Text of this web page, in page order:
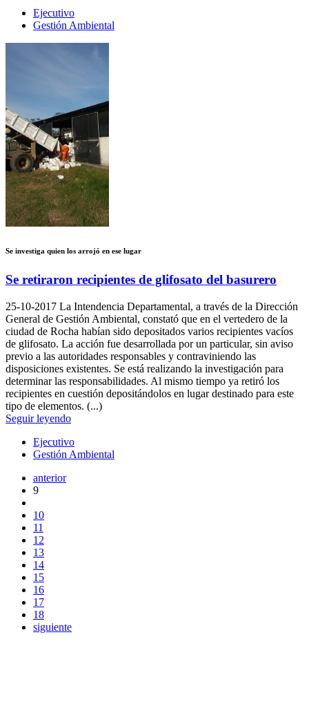
Ejecutivo
Gestión Ambiental
Se investiga quien los arrojó en ese lugar
Se retiraron recipientes de glifosato del basurero
25-10-2017 La Intendencia Departamental, a través de la Dirección
General de Gestión Ambiental, constató que en el vertedero de la
ciudad de Rocha habían sido depositados varios recipientes vacíos
de glifosato. La acción fue desarrollada por un particular, sin aviso
previo a las autoridades responsables y contraviniendo las
disposiciones existentes. Se está realizando la investigación para
determinar las responsabilidades. Al mismo tiempo ya retiró los
recipientes en cuestión depositándolos en lugar destinado para este
tipo de elementos. (...)
Seguir leyendo
Ejecutivo
Gestión Ambiental
anterior
9
10
11
12
13
14
15
16
17
18
siguiente